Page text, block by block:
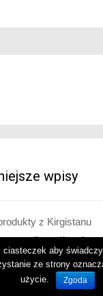
wpisy
z Kirgistanu
dla osób
oprócz herbaty
aby
ze strony
użycie.
Zgoda